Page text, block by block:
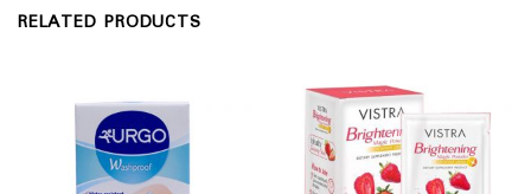
RELATED PRODUCTS